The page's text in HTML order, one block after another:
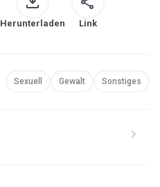
Herunterladen Link
Sexuell Gewalt Sonstiges